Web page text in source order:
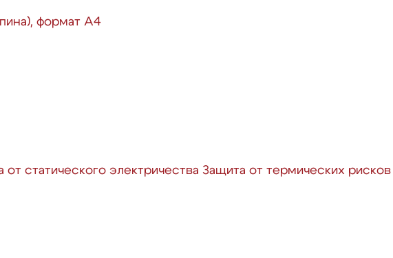
формат А4
от статического электричества Защита от термических рисков